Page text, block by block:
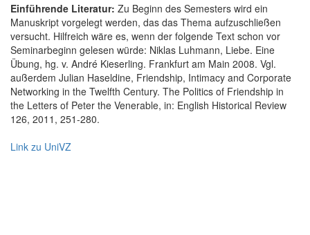
Einführende Literatur: Zu Beginn des Semesters wird ein
Manuskript vorgelegt werden, das das Thema aufzuschließen
versucht. Hilfreich wäre es, wenn der folgende Text schon vor
Seminarbeginn gelesen würde: Niklas Luhmann, Liebe. Eine
Übung, hg. v. André Kieserling. Frankfurt am Main 2008. Vgl.
außerdem Julian Haseldine, Friendship, Intimacy and Corporate
Networking in the Twelfth Century. The Politics of Friendship in
the Letters of Peter the Venerable, in: English Historical Review
126, 2011, 251-280.
Link zu UniVZ